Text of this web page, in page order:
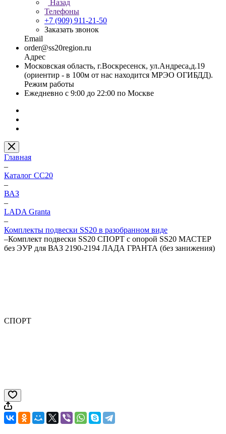
Назад
Телефоны
+7 (909) 911-21-50
Заказать звонок
Email
order@ss20region.ru
Адрес
Московская область, г.Воскресенск, ул.Андреса,д.19
(ориентир - в 100м от нас находится МРЭО ОГИБДД).
Режим работы
Ежедневно с 9:00 до 22:00 по Москве
Главная
–
Каталог CC20
–
ВАЗ
–
LADA Granta
–
Комплекты подвески SS20 в разобранном виде
–Комплект подвески SS20 СПОРТ с опорой SS20 МАСТЕР
без ЭУР для ВАЗ 2190-2194 ЛАДА ГРАНТА (без занижения)
СПОРТ